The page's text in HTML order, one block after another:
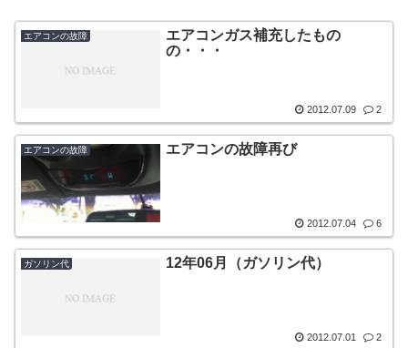
エアコンの故障
エアコンガス補充したもの
の・・・
2012.07.09 2
エアコンの故障 エアコンの故障再び
2012.07.04 6
ガソリン代 12年06月（ガソリン代）
2012.07.01 2